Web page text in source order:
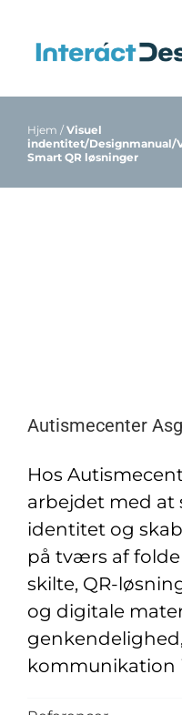
content
Hjem /Visuel
indentitet/Designmanual/
Smart QR løsninger
Autismecenter
Hos
arbejdet med at
identitet og
på tværs af
skilte, QR-
og digitale
kommunikation